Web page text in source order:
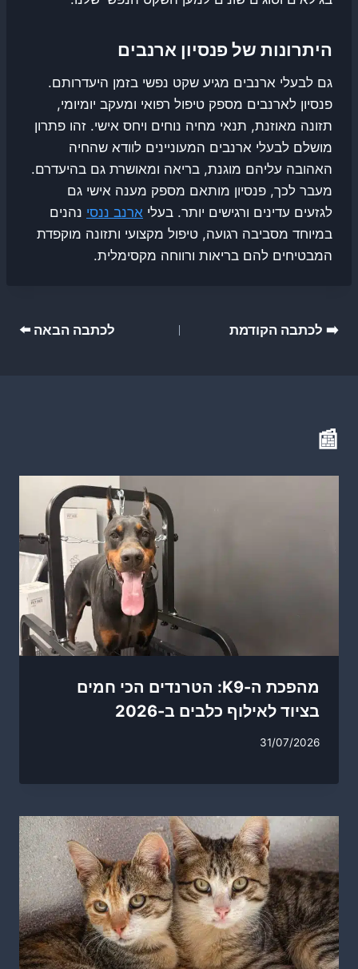
היתרונות של פנסיון ארנבים
גם לבעלי ארנבים מגיע שקט נפשי בזמן היעדרותם.
פנסיון לארנבים מספק טיפול רפואי ומעקב יומיומי,
תזונה מאוזנת, תנאי מחיה נוחים ויחס אישי. זהו פתרון
מושלם לבעלי ארנבים המעוניינים לוודא שהחיה
האהובה עליהם מוגנת, בריאה ומאושרת גם בהיעדרם.
מעבר לכך, פנסיון מותאם מספק מענה אישי גם
לגזעים עדינים ורגישים יותר. בעלי ארנב ננסי נהנים
במיוחד מסביבה רגועה, טיפול מקצועי ותזונה מוקפדת
המבטיחים להם בריאות ורווחה מקסימלית.
ניווט
➡️ לכתבה הקודמת לכתבה הבאה ⬅️
📰
מהפכת ה-K9: הטרנדים הכי חמים
בציוד לאילוף כלבים ב-2026
31/07/2026